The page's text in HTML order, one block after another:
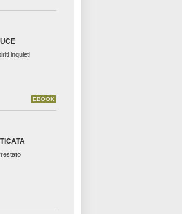
inquieti
EBOOK